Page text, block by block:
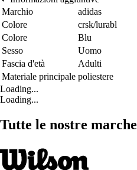
Marchio
adidas
Colore
crsk/lurabl
Colore
Blu
Sesso
Uomo
Fascia d'età
Adulti
Materiale principale poliestere
Loading...
Loading...
Tutte le nostre marche